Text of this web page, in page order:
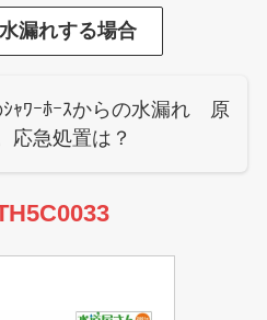
漏れする場合
ｼｬﾜｰﾎｰｽからの水漏れ 原
応急処置は？